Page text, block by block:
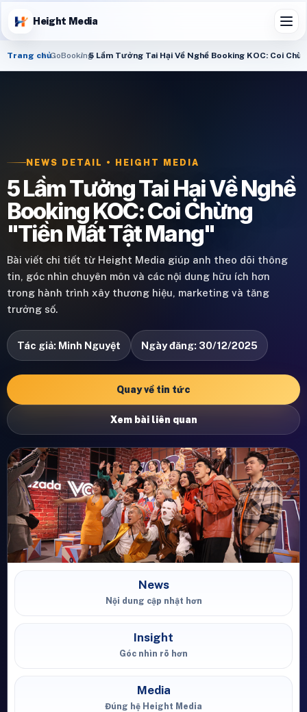
Height Media
Trang chủGoBooking5 Lầm Tưởng Tai Hại Về Nghề Booking KOC: Coi
NEWS DETAIL • HEIGHT MEDIA
5 Lầm Tưởng Tai Hại Về Nghề
Booking KOC: Coi Chừng
"Tiền Mất Tật Mang"
Bài viết chi tiết từ Height Media giúp anh theo dõi thông
tin, góc nhìn chuyên môn và các nội dung hữu ích hơn
trong hành trình xây thương hiệu, marketing và tăng
trưởng số.
Tác giả: Minh Nguyệt Ngày đăng: 30/12/2025
Quay về tin tức
Xem bài liên quan
News
Nội dung cập nhật hơn
Insight
Góc nhìn rõ hơn
Media
Đúng hệ Height Media